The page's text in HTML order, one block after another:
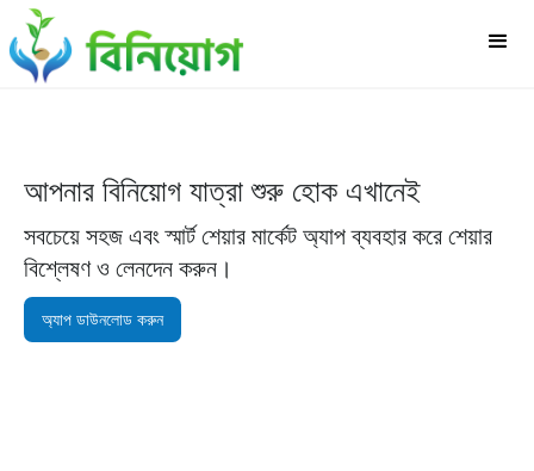
আপনার বিনিয়োগ যাত্রা শুরু হোক এখানেই
সবচেয়ে সহজ এবং স্মার্ট শেয়ার মার্কেট অ্যাপ ব্যবহার করে শেয়ার
বিশ্লেষণ ও লেনদেন করুন।
অ্যাপ ডাউনলোড করুন